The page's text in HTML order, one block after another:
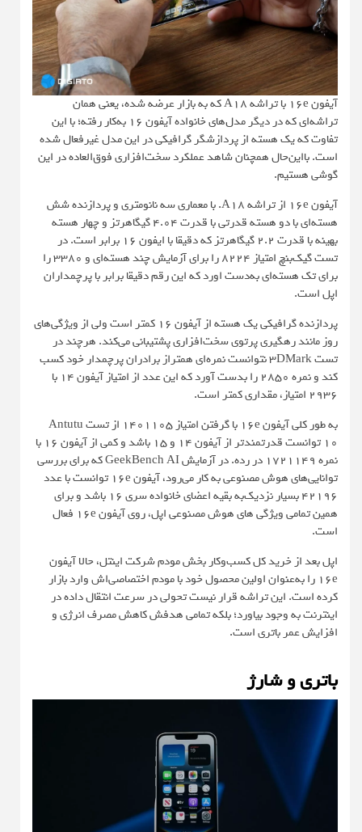
آیفون 16e با تراشه A18 که به بازار عرضه شده، یعنی همان
تراشه‌ای که در دیگر مدل‌های خانواده آیفون ۱۶ به‌کار رفته؛ با این
تفاوت که یک هسته از پردازشگر گرافیکی در این مدل غیرفعال شده
است. بااین‌حال همچنان شاهد عملکرد سخت‌افزاری فوق‌العاده در این
گوشی هستیم.
آیفون 16e از تراشه A18. با معماری سه نانو‌متری و پردازنده شش
هسته‌ای با دو هسته قدرتی با قدرت ۴.۰۴ گیگاهرتز و چهار هسته
بهینه با قدرت ۲.۲ گیگاهرتز که دقیقا با ایفون ۱۶ برابر است. در
تست گیک‌بنچ امتیاز ۸۲۲۴ را برای آزمایش چند هسته‌ای و ۳۳۸۰ را
برای تک هسته‌ای به‌دست اورد که این رقم دقیقا برابر با پرچمداران
اپل است.
پردازنده گرافیکی یک هسته از آیفون ۱۶ کمتر است ولی از ویژگی‌های
روز مانند رهگیری پرتوی سخت‌افزاری پشتیبانی می‌کند. هرچند در
تست 3DMark نتوانست نمره‌ای همتراز برادران پرچمدار خود کسب
کند و نمره ۲۸۵۰ را بدست آورد که این عدد از امتیاز ‌آیفون ۱۴ با
۲۹۳۶ امتیاز،‌ مقداری کمتر است.
به طور کلی آیفون 16e با گرفتن امتیاز ۱۴۰۱۱۰۵ از تست Antutu
10 توانست قدرتمند‌تر از آیفون ۱۴ و ۱۵ باشد و کمی از آیفون ۱۶ با
نمره ۱۷۲۱۱۴۹ در رده. در آزمایش GeekBench AI که برای بررسی
توانایی‌های هوش مصنوعی به کار‌ می‌رود، آیفون 16e توانست با عدد
۴۲۱۹۶ بسیار نزدیک‌به بقیه اعضای خانواده سری ۱۶ باشد و برای
همین تمامی ویژگی های هوش مصنوعی اپل، روی آیفون 16e فعال
است.
اپل بعد از خرید کل کسب‌و‌کار بخش مودم شرکت اینتل، حالا آیفون
16e را به‌عنوان اولین محصول خود با مودم اختصاصی‌اش وارد بازار
کرده است. این تراشه قرار نیست تحولی در سرعت انتقال داده در
اینترنت به وجود بیاورد؛ بلکه تمامی هدفش کاهش مصرف انرژی و
افزایش عمر باتری است.
باتری و شارژ